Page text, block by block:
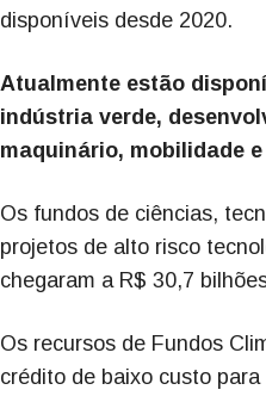
disponíveis desde 2020.
Atualmente estão
indústria verde,
maquinário, mobilidade
Os fundos de ciências,
projetos de alto risco
chegaram a R$ 30,7
Os recursos de Fundos
crédito de baixo custo